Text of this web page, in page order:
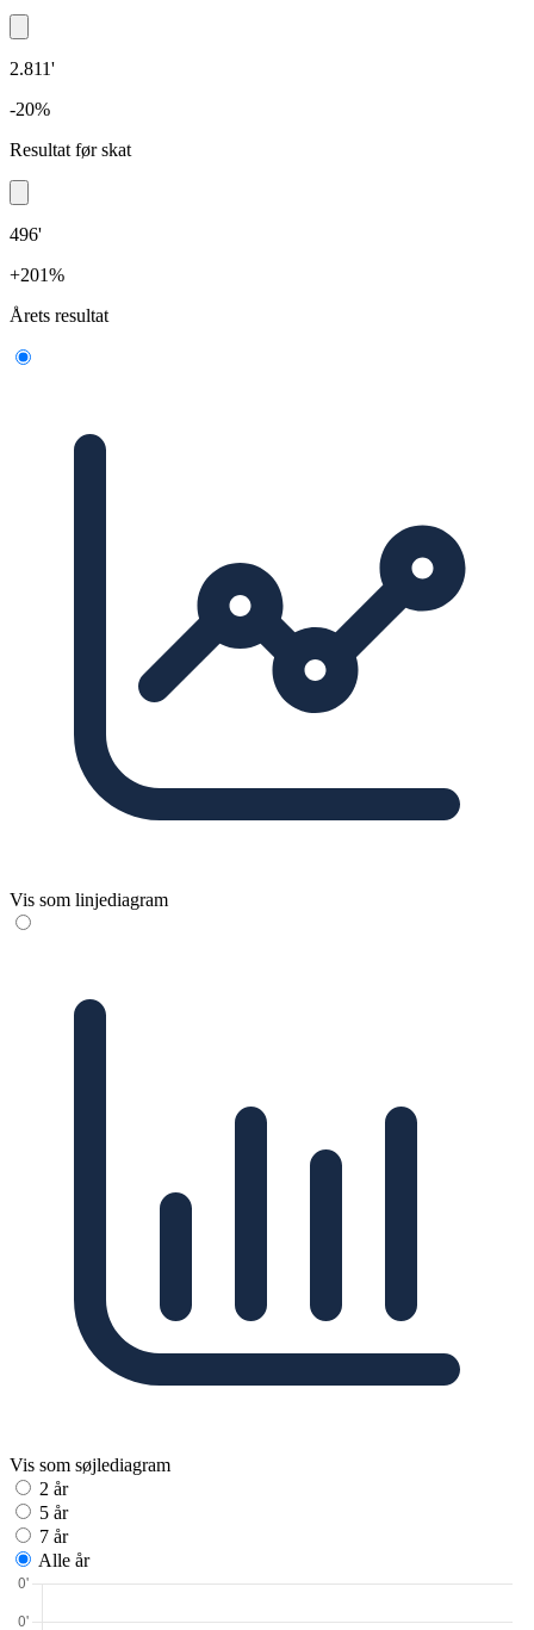
2.811'
-20%
Resultat før skat
496'
+201%
Årets resultat
Vis som linjediagram
Vis som søjlediagram
2 år
5 år
7 år
Alle år